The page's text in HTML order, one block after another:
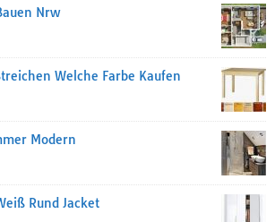
Nrw
Welche Farbe Kaufen
Modern
Rund Jacket